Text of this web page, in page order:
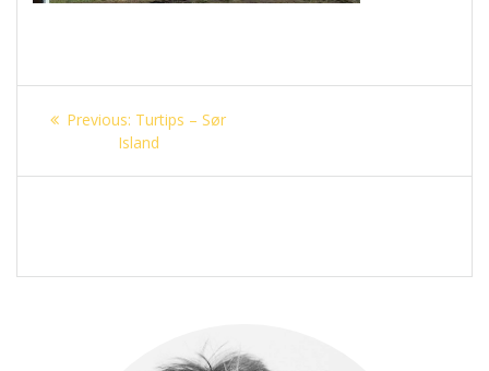
Innleggsnavigasjon
Previous: Previous
post:
Turtips – Sør
Island